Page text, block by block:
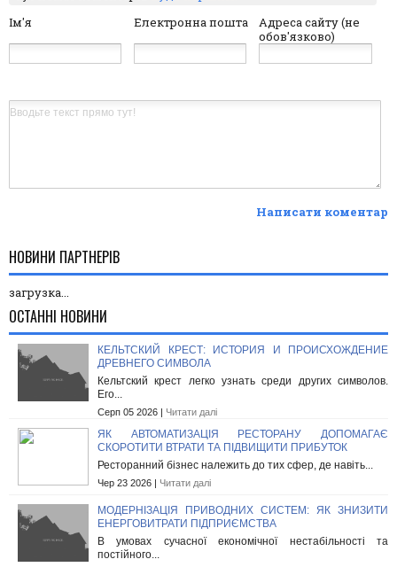
Ім'я
Електронна пошта
Адреса сайту (не
обов'язково)
Написати коментар
НОВИНИ ПАРТНЕРІВ
загрузка...
ОСТАННІ НОВИНИ
КЕЛЬТСКИЙ КРЕСТ: ИСТОРИЯ И ПРОИСХОЖДЕНИЕ
ДРЕВНЕГО СИМВОЛА
Кельтский крест легко узнать среди других символов.
Его...
Серп 05 2026 | Читати далі
ЯК АВТОМАТИЗАЦІЯ РЕСТОРАНУ ДОПОМАГАЄ
СКОРОТИТИ ВТРАТИ ТА ПІДВИЩИТИ ПРИБУТОК
Ресторанний бізнес належить до тих сфер, де навіть...
Чер 23 2026 | Читати далі
МОДЕРНІЗАЦІЯ ПРИВОДНИХ СИСТЕМ: ЯК ЗНИЗИТИ
ЕНЕРГОВИТРАТИ ПІДПРИЄМСТВА
В умовах сучасної економічної нестабільності та
постійного...